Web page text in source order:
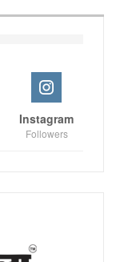
Instagram
Followers